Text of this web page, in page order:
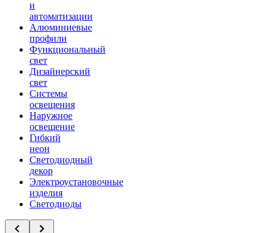
и
автоматизации
Алюминиевые
профили
Функциональный
свет
Дизайнерский
свет
Системы
освещения
Наружное
освещение
Гибкий
неон
Светодиодный
декор
Электроустановочные
изделия
Светодиоды